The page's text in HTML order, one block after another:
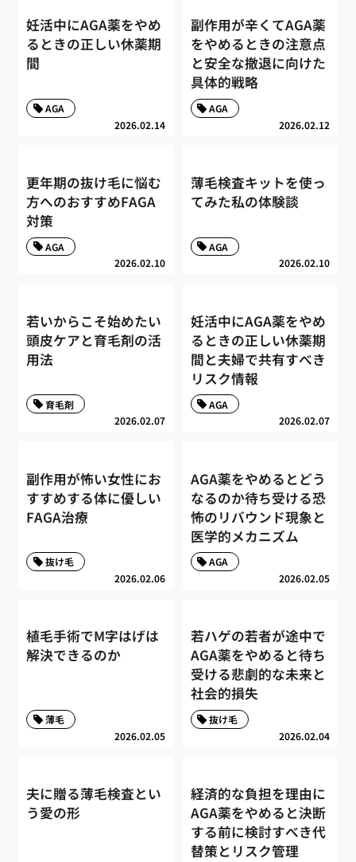
妊活中にAGA薬をやめ
るときの正しい休薬期
間
2026.02.14
AGA
副作用が辛くてAGA薬
をやめるときの注意点
と安全な撤退に向けた
具体的戦略
2026.02.12
AGA
更年期の抜け毛に悩む
方へのおすすめFAGA
対策
2026.02.10
AGA
薄毛検査キットを使っ
てみた私の体験談
2026.02.10
AGA
若いからこそ始めたい
頭皮ケアと育毛剤の活
用法
2026.02.07
育毛剤
妊活中にAGA薬をやめ
るときの正しい休薬期
間と夫婦で共有すべき
リスク情報
2026.02.07
AGA
副作用が怖い女性にお
すすめする体に優しい
FAGA治療
2026.02.06
抜け毛
AGA薬をやめるとどう
なるのか待ち受ける恐
怖のリバウンド現象と
医学的メカニズム
2026.02.05
AGA
植毛手術でM字はげは
解決できるのか
2026.02.05
薄毛
若ハゲの若者が途中で
AGA薬をやめると待ち
受ける悲劇的な未来と
社会的損失
2026.02.04
抜け毛
夫に贈る薄毛検査とい
う愛の形
経済的な負担を理由に
AGA薬をやめると決断
する前に検討すべき代
替策とリスク管理